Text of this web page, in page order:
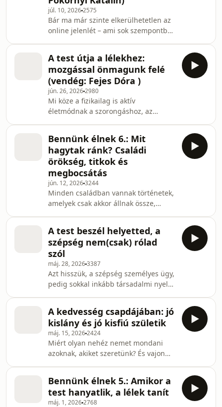
választ arra, mi állhat az ismétlődő
elakadások hátterében. A
beszélgetést a hévízi Hotel Európa
Fitben rögzítettük, közönség előtt.
Kiderül majd, miért veszélyes egy g
júl. 10, 20262575
Bár ma már szinte elkerülhetetlen az
online jelenlét – ami sok szempontból
lassan önálló életre kel, és fontosabbá
válik, mint a valódi önmagunk? Ki
vagyok én, ha a digitális másolatom
népszerűbb, magabiztosabb és
szerethetőbb nálam? Ez az egyik
központi kérdése vendégünk, Pokornyi
Katalin, írói nevén Kántor Kata
Inverzp
A test útja a lélekhez:
mozgással önmagunk felé
(vendég: Fejes Dóra )
jún. 26, 20262980
Mi köze a fizikailag is aktív
életmódnak a szorongáshoz, az
sportpszichológussal, a Futóterápia
módszer megalkotójával beszélgetünk
arról, hogyan válhat a mozgás a
mentális jóllét egyik legerősebb
eszközévé. Szó esik a
„szorongáspohárról”, a futás
stresszoldó és önbizalom-erősítő
hatásáról, valamint arról, miért ad
többet a rendsze
Bennünk élnek 6.: Mit
hagytak ránk? Családi
örökség, titkok és
megbocsátás
jún. 12, 20263244
Minden családban vannak történetek,
amelyek csak akkor állnak össze,
részünkben Fredrik Backman: A
nagymamám azt üzeni, bocs című
regényével folytatódik idei, Bennünk
élnek – 12 személyiségformáló
történet sorozatunk. Ebből kiindulva
beszélgetünk családi örökségről,
titkokról, megbocsátásról és azokról a
különc szeretteinkről, akiket
A test beszél helyetted, a
szépség nem(csak) rólad
szól
máj. 28, 20263387
Azt hisszük, a szépség személyes ügy,
pedig sokkal inkább társadalmi nyelv,
vajon mennyi abból a „miénk”, amit
önkifejezésnek nevezünk? Új
részünkben Dr. Szeljak György, a
Néprajzi Múzeum főmuzeológusának
közreműködésével beszélgetünk arról,
hogyan válik a test jelentéshordozóvá
a modern világban és az amazóniai
mebengokre közösség
A kedvesség csapdájában: jó
kislány és jó kisfiú születik
máj. 15, 20262424
Miért olyan nehéz nemet mondani
azoknak, akiket szeretünk? És vajon
„jó kislányok” és „jó kisfiúk” láthatatlan
működéséről beszélgetünk: arról,
Bennünk élnek 5.: Amikor a
test hanyatlik, a lélek tanít
máj. 1, 20262768